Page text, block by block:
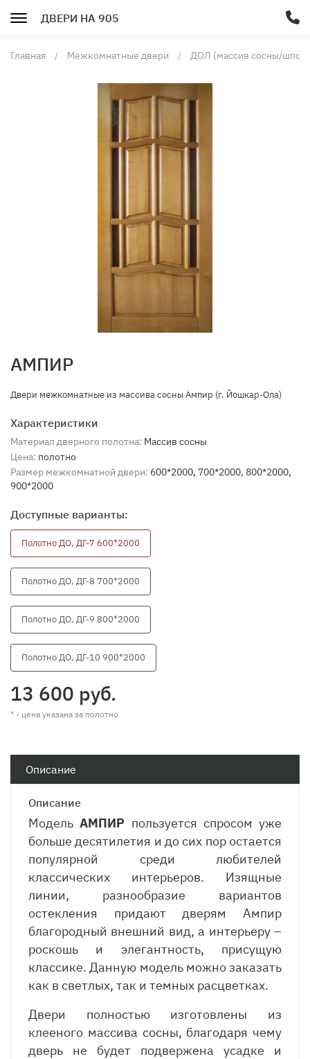
ДВЕРИ НА 905
Главная Межкомнатные двери ДОЛ (массив сосны/шпон
АМПИР
​Двери межкомнатные из массива сосны Ампир (г. Йошкар-Ола)
Характеристики
Материал дверного полотна: Массив сосны
Цена: полотно
Размер межкомнатной двери: 600*2000, 700*2000, 800*2000,
900*2000
Доступные варианты:
Полотно ДО, ДГ-7 600*2000
Полотно ДО, ДГ-8 700*2000
Полотно ДО, ДГ-9 800*2000
Полотно ДО, ДГ-10 900*2000
13 600 руб.
* - цена указана за полотно
Описание
Описание
Модель АМПИР пользуется спросом уже
больше десятилетия и до сих пор остается
популярной среди любителей
классических интерьеров. Изящные
линии, разнообразие вариантов
остекления придают дверям Ампир
благородный внешний вид, а интерьеру –
роскошь и элегантность, присущую
классике. Данную модель можно заказать
как в светлых, так и темных расцветках.
Двери полностью изготовлены из
клееного массива сосны, благодаря чему
дверь не будет подвержена усадке и